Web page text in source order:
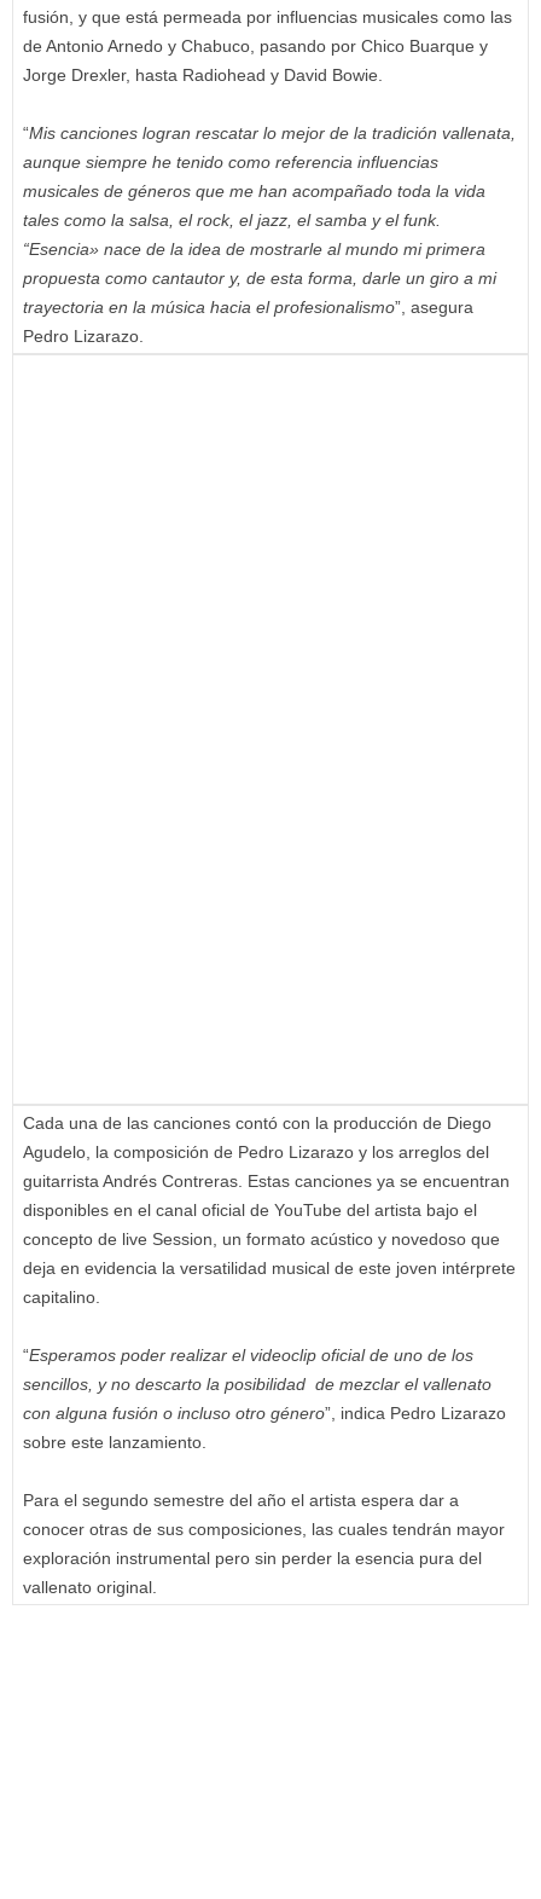
fusión, y que está permeada por influencias musicales como las
de Antonio Arnedo y Chabuco, pasando por Chico Buarque y
Jorge Drexler, hasta Radiohead y David Bowie.
“Mis canciones logran rescatar lo mejor de la tradición vallenata,
aunque siempre he tenido como referencia influencias
musicales de géneros que me han acompañado toda la vida
tales como la salsa, el rock, el jazz, el samba y el funk.
“Esencia» nace de la idea de mostrarle al mundo mi primera
propuesta como cantautor y, de esta forma, darle un giro a mi
trayectoria en la música hacia el profesionalismo”, asegura
Pedro Lizarazo.
Cada una de las canciones contó con la producción de Diego
Agudelo, la composición de Pedro Lizarazo y los arreglos del
guitarrista Andrés Contreras. Estas canciones ya se encuentran
disponibles en el canal oficial de YouTube del artista bajo el
concepto de live Session, un formato acústico y novedoso que
deja en evidencia la versatilidad musical de este joven intérprete
capitalino.
“Esperamos poder realizar el videoclip oficial de uno de los
sencillos, y no descarto la posibilidad de mezclar el vallenato
con alguna fusión o incluso otro género”, indica Pedro Lizarazo
sobre este lanzamiento.
Para el segundo semestre del año el artista espera dar a
conocer otras de sus composiciones, las cuales tendrán mayor
exploración instrumental pero sin perder la esencia pura del
vallenato original.